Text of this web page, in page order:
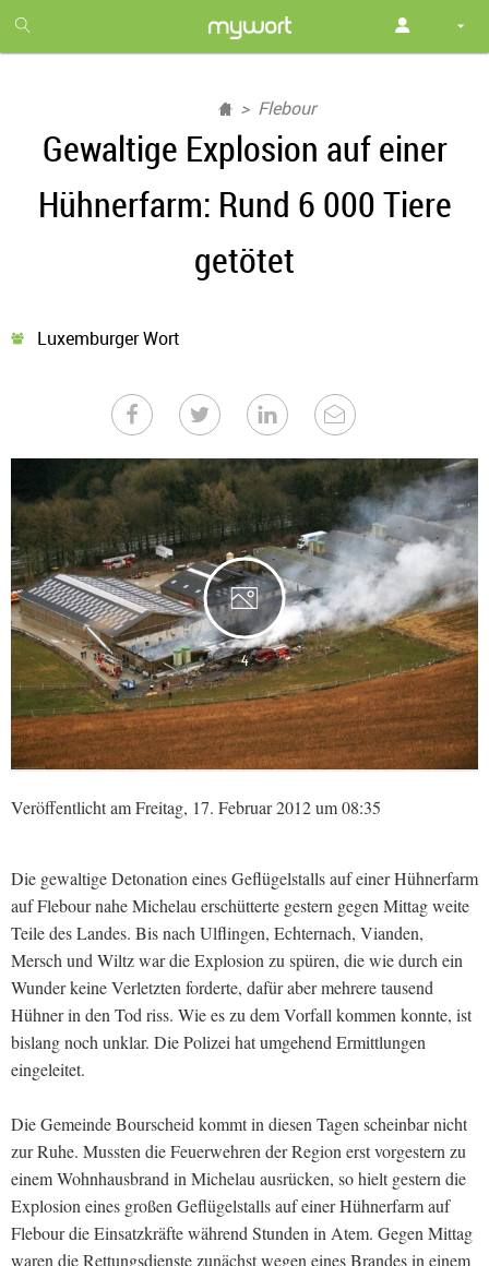
month
free
Flebour
Gewaltige Explosion auf einer
Hühnerfarm: Rund 6 000 Tiere
getötet
Luxemburger Wort
4
Veröffentlicht am Freitag, 17. Februar 2012 um 08:35
Die gewaltige Detonation eines Geflügelstalls auf einer Hühnerfarm
auf Flebour nahe Michelau erschütterte gestern gegen Mittag weite
Teile des Landes. Bis nach Ulflingen, Echternach, Vianden,
Mersch und Wiltz war die Explosion zu spüren, die wie durch ein
Wunder keine Verletzten forderte, dafür aber mehrere tausend
Hühner in den Tod riss. Wie es zu dem Vorfall kommen konnte, ist
bislang noch unklar. Die Polizei hat umgehend Ermittlungen
eingeleitet.
Die Gemeinde Bourscheid kommt in diesen Tagen scheinbar nicht
zur Ruhe. Mussten die Feuerwehren der Region erst vorgestern zu
einem Wohnhausbrand in Michelau ausrücken, so hielt gestern die
Explosion eines großen Geflügelstalls auf einer Hühnerfarm auf
Flebour die Einsatzkräfte während Stunden in Atem. Gegen Mittag
waren die Rettungsdienste zunächst wegen eines Brandes in einem